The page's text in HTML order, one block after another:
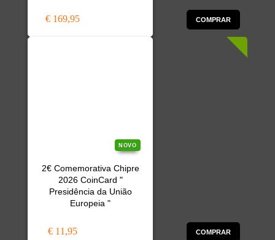
€ 169,95 COMPRAR
NOVO
2€ Comemorativa Chipre
2026 CoinCard "
Presidência da União
Europeia "
€ 11,95 COMPRAR